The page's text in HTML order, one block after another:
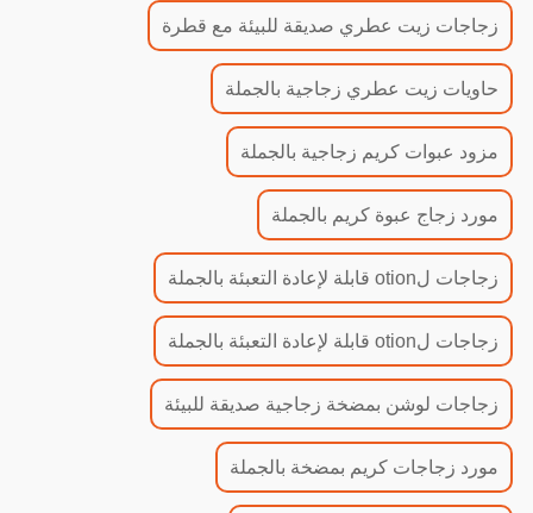
زجاجات زيت عطري صديقة للبيئة مع قطرة
حاويات زيت عطري زجاجية بالجملة
مزود عبوات كريم زجاجية بالجملة
مورد زجاج عبوة كريم بالجملة
زجاجات لotion قابلة لإعادة التعبئة بالجملة
زجاجات لotion قابلة لإعادة التعبئة بالجملة
زجاجات لوشن بمضخة زجاجية صديقة للبيئة
مورد زجاجات كريم بمضخة بالجملة